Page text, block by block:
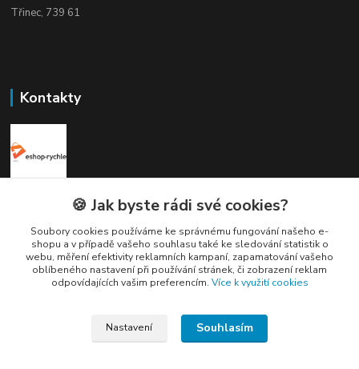
Třinec, 739 61
Kontakty
Petr Nedvídek
+420 775688827 +420 737670415
(Po-Pá, 9-16 hod.)
🍪 Jak byste rádi své cookies?
Soubory cookies používáme ke správnému fungování našeho e-
shopu a v případě vašeho souhlasu také ke sledování statistik o
webu, měření efektivity reklamních kampaní, zapamatování vašeho
oblíbeného nastavení při používání stránek, či zobrazení reklam
odpovídajících vašim preferencím. Více k využití cookies
Nastavení Souhlasím